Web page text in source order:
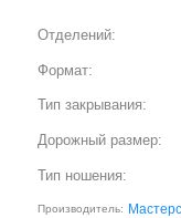
Отделений:
Формат:
Тип закрывания:
Дорожный размер:
Тип ношения:
Производитель: